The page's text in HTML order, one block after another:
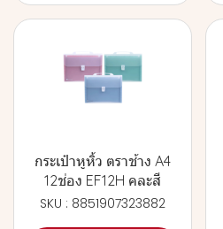
กระเป๋าหูหิ้ว ตราช้าง A4
12ช่อง EF12H คละสี
SKU : 8851907323882